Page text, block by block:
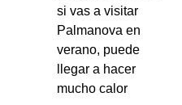
si vas a visitar
Palmanova en
verano, puede
llegar a hacer
mucho calor